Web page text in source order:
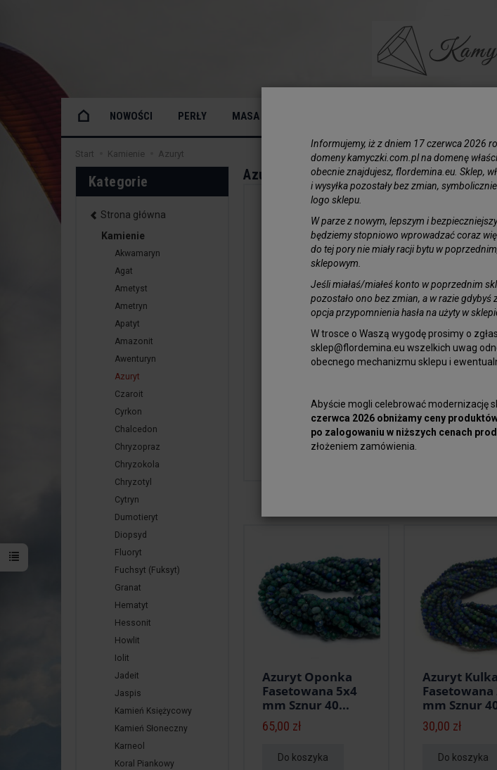
Informujemy, iż z dniem 17 czerwca 2026
domeny kamyczki.com.pl na domenę
obecnie znajdujesz, flordemina.eu. Sklep,
i wysyłka pozostały bez zmian,
logo sklepu.
W parze z nowym, lepszym i
będziemy stopniowo wprowadzać coraz
do tej pory nie miały racji bytu w
sklepowym.
Jeśli miałaś/miałeś konto w poprzednim
pozostało ono bez zmian, a w razie gdybyś
opcja przypomnienia hasła na użyty w
W trosce o Waszą wygodę prosimy o
sklep@flordemina.eu wszelkich uwag
obecnego mechanizmu sklepu i
Abyście mogli celebrować modernizację
czerwca 2026 obniżamy ceny
po zalogowaniu w niższych cenach
złożeniem zamówienia.
NOWOŚCI PERŁY MASA PERŁOWA
Start Kamienie Azuryt
Azuryt
Azuryt to rzadki,
oznacza barwę
Azuryt ceniony jest
ten pomaga w
koncentrację i
azuryt kamień ma
nadciśnienia
stresem,
inne znaczenie,
niekorzystnymi
Nasz sklep oferuje
kształtach
się do tworzenia
Azuryt Oponka
Fasetowana 5x4
mm Sznur 40...
65,00 zł
Do koszyka
Azuryt Kulka
Fasetowana
mm Sznur
30,00 zł
Do koszyka
Kategorie
Strona główna
Kamienie
Akwamaryn
Agat
Ametyst
Ametryn
Apatyt
Amazonit
Awenturyn
Azuryt
Czaroit
Cyrkon
Chalcedon
Chryzopraz
Chryzokola
Chryzotyl
Cytryn
Dumotieryt
Diopsyd
Fluoryt
Fuchsyt (Fuksyt)
Granat
Hematyt
Hessonit
Howlit
Iolit
Jadeit
Jaspis
Kamień Księżycowy
Kamień Słoneczny
Karneol
Koral Piankowy